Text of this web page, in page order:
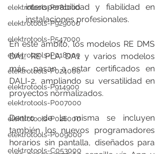
elektrotools-P081000
elektrotools-P929000
elektrotools-P547000
elektrotools-P018000
elektrotools-P024000
elektrotools-P914900
elektrotools-P007000
elektrotools-P026000
elektrotools-P009000
elektrotools-C053000
interoperabilidad y fiabilidad en
instalaciones profesionales.
En este ámbito, los modelos RE DMS
DA1, RE PLA DA1 y varios modelos
más, pasan a estar certificados en
DALI-2, ampliando su versatilidad en
proyectos normalizados.
Dentro de la misma se incluyen
también los nuevos programadores
horarios sin pantalla, diseñados para